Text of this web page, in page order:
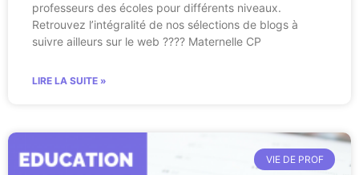
professeurs des écoles pour différents niveaux.
Retrouvez l’intégralité de nos sélections de blogs à
suivre ailleurs sur le web ???? Maternelle CP
LIRE LA SUITE »
VIE DE PROF